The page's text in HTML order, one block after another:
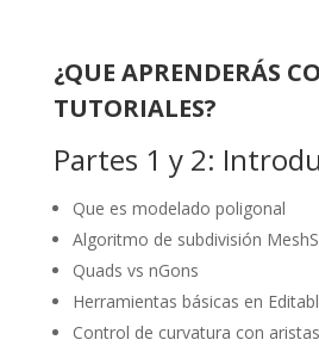
¿QUE APRENDERÁS
TUTORIALES?
Partes 1 y 2:
Que es modelado poligonal
Algoritmo de subdivisión
Quads vs nGons
Herramientas básicas en
Control de curvatura con